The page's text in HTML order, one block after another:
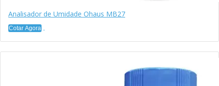
Analisador de Umidade Ohaus MB27
Cotar Agora